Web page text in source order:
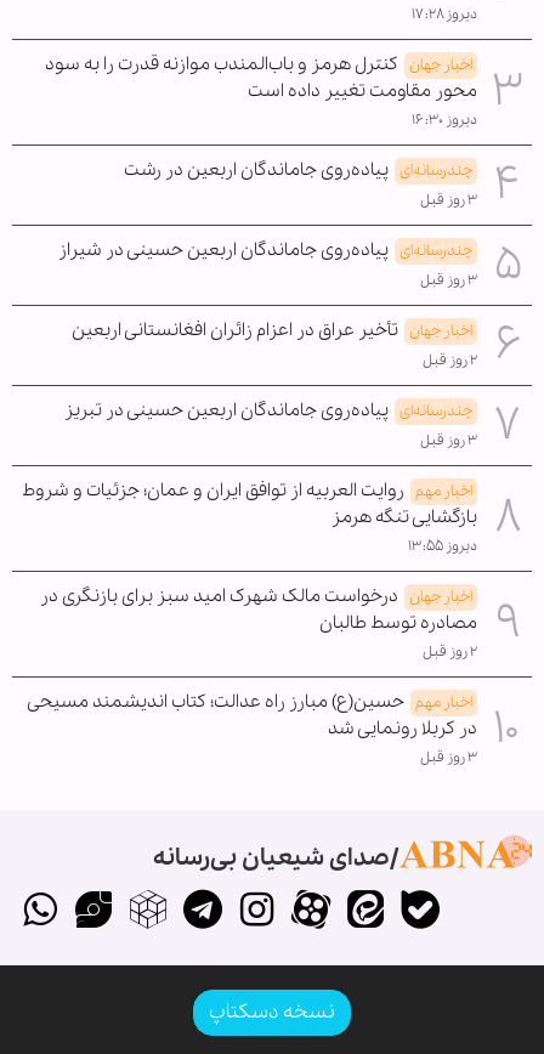
دیروز ۱۷:۲۸
اخبار جهان کنترل هرمز و باب‌المندب موازنه قدرت را به سود
محور مقاومت تغییر داده است
دیروز ۱۶:۳۰
چندرسانه‌ای پیاده‌روی جاماندگان اربعین در رشت
۳ روز قبل
چندرسانه‌ای پیاده‌روی جاماندگان اربعین حسینی در شیراز
۳ روز قبل
اخبار جهان تأخیر عراق در اعزام زائران افغانستانی اربعین
۲ روز قبل
چندرسانه‌ای پیاده‌روی جاماندگان اربعین حسینی در تبریز
۳ روز قبل
اخبار مهم روایت العربیه از توافق ایران و عمان؛ جزئیات و شروط
بازگشایی تنگه هرمز
دیروز ۱۳:۵۵
اخبار جهان درخواست مالک شهرک امید سبز برای بازنگری در
مصادره توسط طالبان
۲ روز قبل
اخبار مهم حسین(ع) مبارز راه عدالت؛ کتاب اندیشمند مسیحی
در کربلا رونمایی شد
۳ روز قبل
صدای شیعیان بی‌رسانه
نسخه دسکتاپ